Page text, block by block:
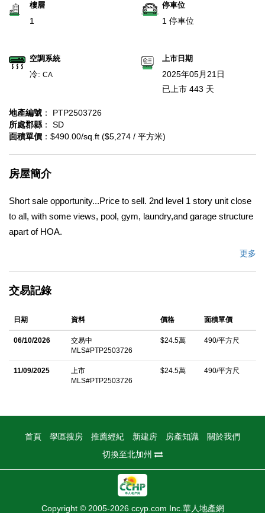
樓層
1
停車位
1 停車位
空調系統
冷: CA
上市日期
2025年05月21日
已上市 443 天
地產編號 ： PTP2503726
所處郡縣 ： SD
面積單價 ：$490.00/sq.ft ($5,274 / 平方米)
房屋簡介
Short sale opportunity...Price to sell. 2nd level 1 story unit close
to all, with some views, pool, gym, laundry,and garage structure
apart of HOA.
中文描述更多
交易記錄
日期 資料 價格 面積單價
06/10/2026
交易中
MLS#PTP2503726
$24.5萬 490/平方尺
11/09/2025
上市
MLS#PTP2503726
$24.5萬 490/平方尺
首頁 學區搜房 推薦經紀 新建房 房產知識
關於我們
切換至北加州
Copyright © 2005-2026 ccyp.com Inc.華人地產網